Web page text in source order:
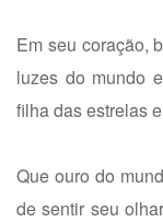
Em seu coração,
luzes do mundo
filha das estrelas
Que ouro do
de sentir seu